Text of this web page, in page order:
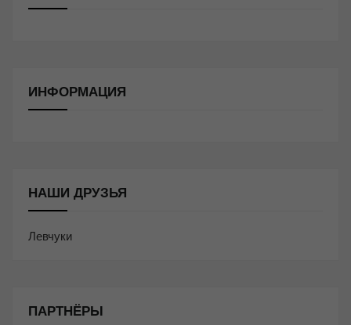
ИНФОРМАЦИЯ
НАШИ ДРУЗЬЯ
Левчуки
ПАРТНЁРЫ